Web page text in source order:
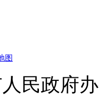
图
民政府